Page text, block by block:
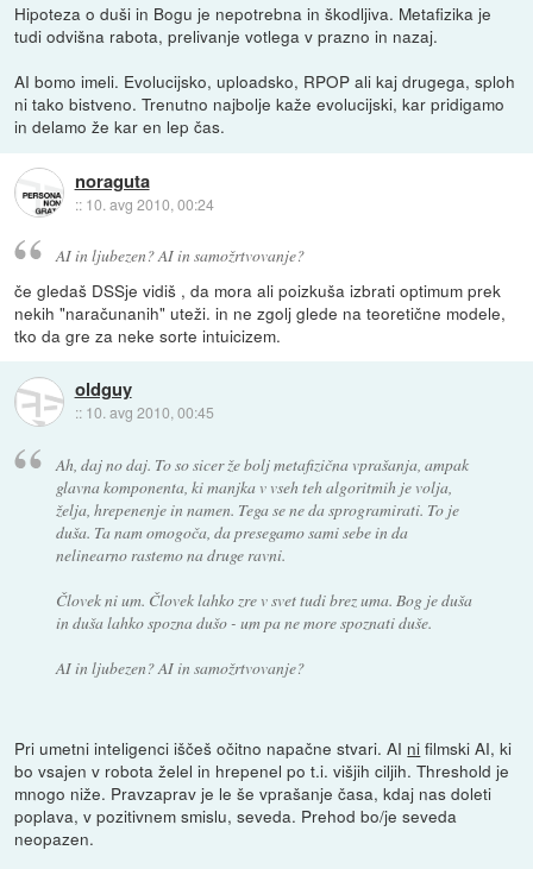
Hipoteza o duši in Bogu je nepotrebna in škodljiva. Metafizika je
tudi odvišna rabota, prelivanje votlega v prazno in nazaj.
AI bomo imeli. Evolucijsko, uploadsko, RPOP ali kaj drugega, sploh
ni tako bistveno. Trenutno najbolje kaže evolucijski, kar pridigamo
in delamo že kar en lep čas.
noraguta
:: 10. avg 2010, 00:24
AI in ljubezen? AI in samožrtvovanje?
če gledaš DSSje vidiš , da mora ali poizkuša izbrati optimum prek
nekih "naračunanih" uteži. in ne zgolj glede na teoretične modele,
tko da gre za neke sorte intuicizem.
oldguy
:: 10. avg 2010, 00:45
Ah, daj no daj. To so sicer že bolj metafizična vprašanja, ampak
glavna komponenta, ki manjka v vseh teh algoritmih je volja,
želja, hrepenenje in namen. Tega se ne da sprogramirati. To je
duša. Ta nam omogoča, da presegamo sami sebe in da
nelinearno rastemo na druge ravni.
Človek ni um. Človek lahko zre v svet tudi brez uma. Bog je duša
in duša lahko spozna dušo - um pa ne more spoznati duše.
AI in ljubezen? AI in samožrtvovanje?
Pri umetni inteligenci iščeš očitno napačne stvari. AI ni filmski AI, ki
bo vsajen v robota želel in hrepenel po t.i. višjih ciljih. Threshold je
mnogo niže. Pravzaprav je le še vprašanje časa, kdaj nas doleti
poplava, v pozitivnem smislu, seveda. Prehod bo/je seveda
neopazen.